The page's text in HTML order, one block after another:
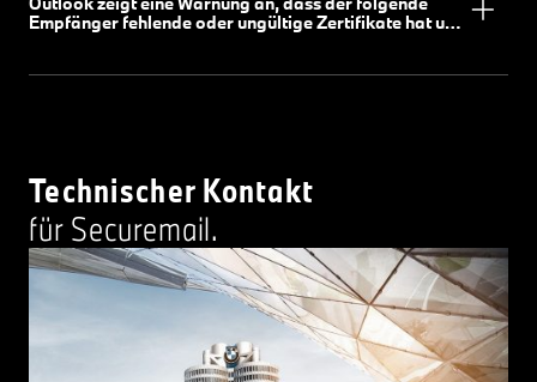
Empfänger fehlende oder ungültige Zertifikate hat und
Technischer Kontakt
für Securemail.